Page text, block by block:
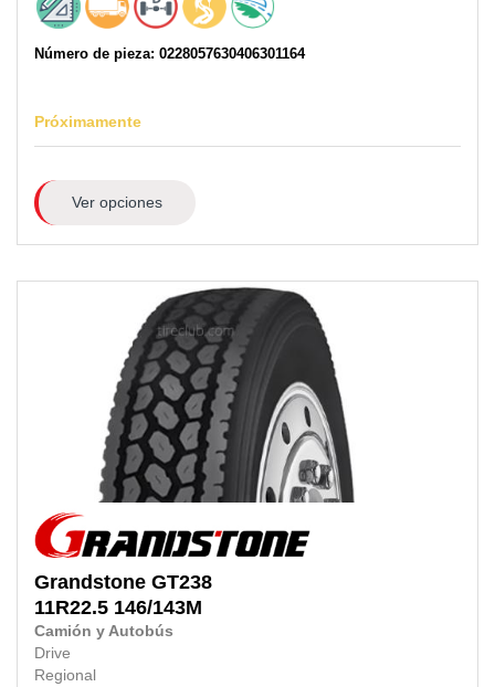
Número de pieza: 0228057630406301164
Próximamente
Ver opciones
Grandstone GT238
11R22.5 146/143M
Camión y Autobús
Drive
Regional